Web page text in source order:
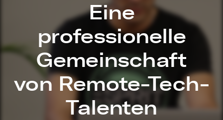
Eine
professionelle
Gemeinschaft
von Remote-Tech-
Talenten